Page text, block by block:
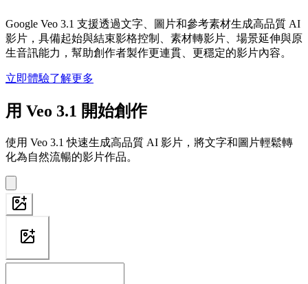
Google Veo 3.1 支援透過文字、圖片和參考素材生成高品質 AI
影片，具備起始與結束影格控制、素材轉影片、場景延伸與原
生音訊能力，幫助創作者製作更連貫、更穩定的影片內容。
立即體驗了解更多
用 Veo 3.1 開始創作
使用 Veo 3.1 快速生成高品質 AI 影片，將文字和圖片輕鬆轉
化為自然流暢的影片作品。